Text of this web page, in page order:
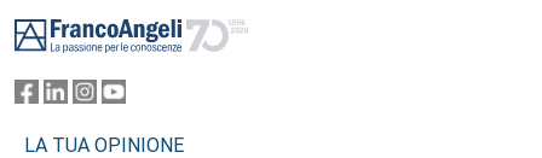
LA TUA OPINIONE